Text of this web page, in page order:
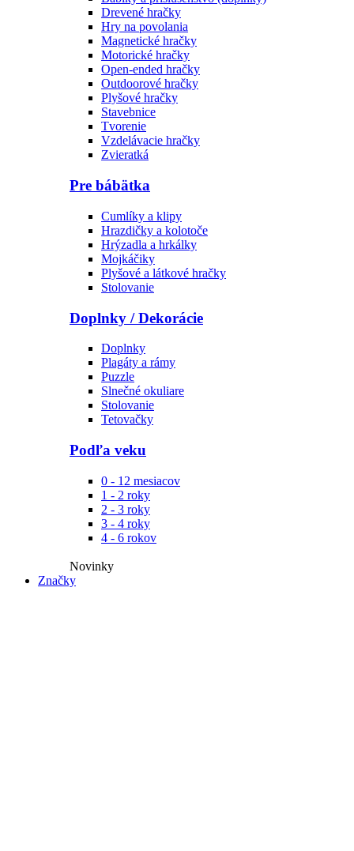
Drevené hračky
Hry na povolania
Magnetické hračky
Motorické hračky
Open-ended hračky
Outdoorové hračky
Plyšové hračky
Stavebnice
Tvorenie
Vzdelávacie hračky
Zvieratká
Pre bábätka
Cumlíky a klipy
Hrazdičky a kolotoče
Hrýzadla a hrkálky
Mojkáčiky
Plyšové a látkové hračky
Stolovanie
Doplnky / Dekorácie
Doplnky
Plagáty a rámy
Puzzle
Slnečné okuliare
Stolovanie
Tetovačky
Podľa veku
0 - 12 mesiacov
1 - 2 roky
2 - 3 roky
3 - 4 roky
4 - 6 rokov
Novinky​
Značky